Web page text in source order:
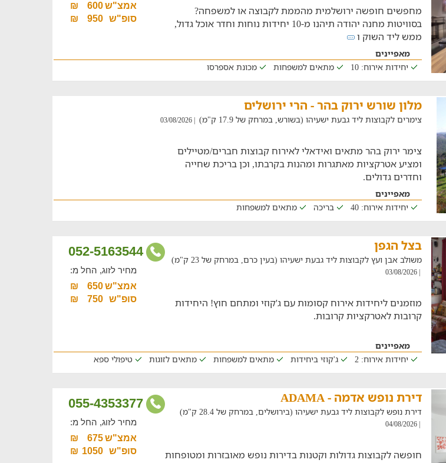
מחפשים חופשה ירושלמית מהממת לקבוצה או למשפחה?
בסוויטות מחנה יהודה תיהנו מ-10 יחידות נוחות וחדר אוכל גדול,
ממש ליד השוק ו
אמצ"ש600
₪
סופ"ש
950
₪
מאפיינים
יחידות אירוח: 10
מתאים למשפחות מכונת אספרסו
מלון שורש ירוק בהר - הרי ירושלים
צימרים לקבוצות ליד גבעת ישעיהו (בשורש, במרחק של 17.9 ק"מ) | 03/08/2026
צימר ירוק בהר מתאים ואידאלי לאירוח קבוצות חברים/מטיילים
ומציע אטרקציות מאתגרות ומהנות בקרבתו, וכן בריכת שחייה
וחדרים גדולים.
מאפיינים
יחידות אירוח: 40
בריכה מתאים למשפחות
052-5163544 בצל הגפן
משולב אבן ועץ לקבוצות ליד גבעת ישעיהו (בעין כרם, במרחק של 23 ק"מ)
| 03/08/2026
מוזמנים ליחידות אירוח קסומות עם ג'קוזי ומתחם חוץ! היחידות
קרובות לאטרקציות קרובות.
מחיר לזוג, החל מ:
אמצ"ש650
₪
סופ"ש
750
₪
מאפיינים
יחידות אירוח: 2
ג'קוזי ביחידות מתאים למשפחות מתאים לזוגות טיפולי ספא
055-4353377 דירת נופש אדמה - ADAMA
דירת נופש לקבוצות ליד גבעת ישעיהו (בירושלים, במרחק של 28.4 ק"מ)
| 04/08/2026
חופשה לקבוצות גדולות וקטנות בדירות נופש מאובזרות ומטופחות
מחיר לזוג, החל מ:
אמצ"ש675
₪
סופ"ש
1050
₪